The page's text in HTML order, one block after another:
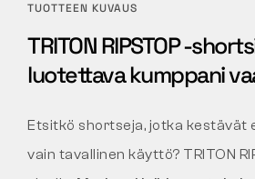
TUOTTEEN KUVAUS
TRITON RIPSTOP -
luotettava kumppani
Etsitkö shortseja, jotka kestävät
vain tavallinen käyttö? TRITON